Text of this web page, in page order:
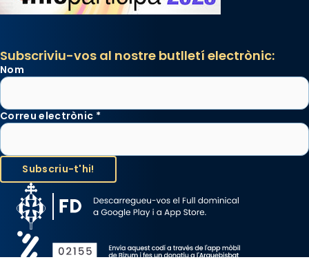
Subscriviu-vos al nostre butlletí electrònic:
Nom
Correu electrònic *